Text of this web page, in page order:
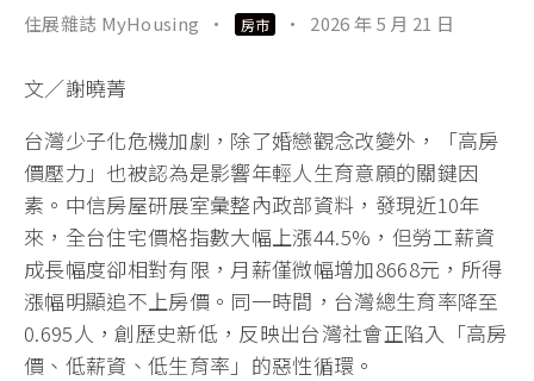
住展雜誌 MyHousing · 房市 · 2026 年 5 月 21 日
文／謝曉菁
台灣少子化危機加劇，除了婚戀觀念改變外，「高房
價壓力」也被認為是影響年輕人生育意願的關鍵因
素。中信房屋研展室彙整內政部資料，發現近10年
來，全台住宅價格指數大幅上漲44.5%，但勞工薪資
成長幅度卻相對有限，月薪僅微幅增加8668元，所得
漲幅明顯追不上房價。同一時間，台灣總生育率降至
0.695人，創歷史新低，反映出台灣社會正陷入「高房
價、低薪資、低生育率」的惡性循環。